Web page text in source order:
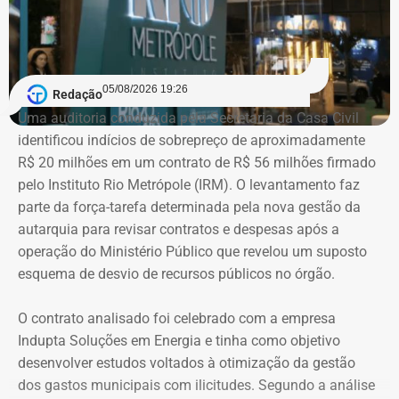
97.555,75.
As declarações de bens são prestadas pelos próprios
candidatos à Justiça Eleitoral e podem considerar os
valores históricos de aquisição dos bens, e não
necessariamente seus preços de mercado.
O crescimento patrimonial, por si só, não indica a
existência de irregularidades.
Redação05/08/2026 19:26
Uma auditoria conduzida pela Secretaria da Casa Civil
identificou indícios de sobrepreço de aproximadamente
R$ 20 milhões em um contrato de R$ 56 milhões firmado
pelo Instituto Rio Metrópole (IRM). O levantamento faz
parte da força-tarefa determinada pela nova gestão da
autarquia para revisar contratos e despesas após a
operação do Ministério Público que revelou um suposto
esquema de desvio de recursos públicos no órgão.
O contrato analisado foi celebrado com a empresa
Indupta Soluções em Energia e tinha como objetivo
desenvolver estudos voltados à otimização da gestão
dos gastos municipais com ilicitudes. Segundo a análise